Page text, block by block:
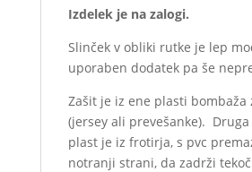
Izdelek je na zalogi.
Slinček v obliki rutke je lep
uporaben dodatek pa še
Zašit je iz ene plasti bombaža
(jersey ali prevešanke).
plast je iz frotirja, s pvc
notranji strani, da zadrži